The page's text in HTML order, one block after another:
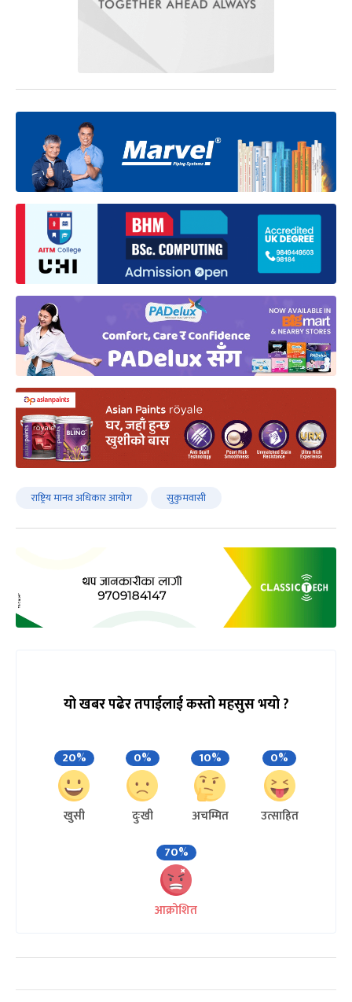
राष्ट्रिय मानव अधिकार आयोग सुकुमवासी
यो खबर पढेर तपाईलाई कस्तो महसुस भयो ?
20%
खुसी
0%
दुःखी
10%
अचम्मित
0%
उत्साहित
70%
आक्रोशित